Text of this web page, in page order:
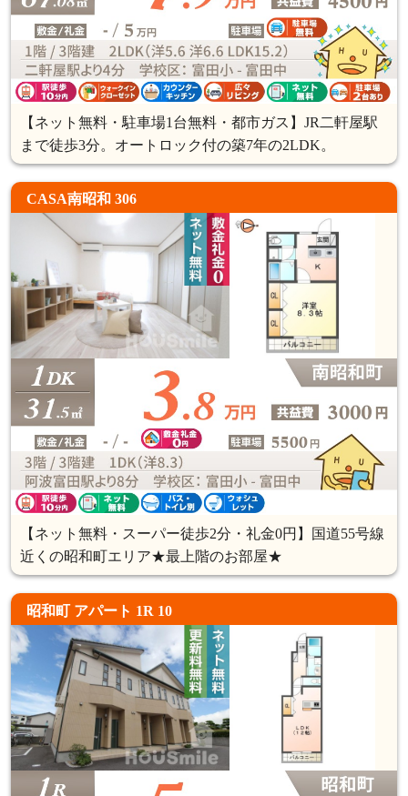
【ネット無料・駐車場1台無料・都市ガス】JR二軒屋駅
まで徒歩3分。オートロック付の築7年の2LDK。
CASA南昭和 306
【ネット無料・スーパー徒歩2分・礼金0円】国道55号線
近くの昭和町エリア★最上階のお部屋★
昭和町 アパート 1R 10